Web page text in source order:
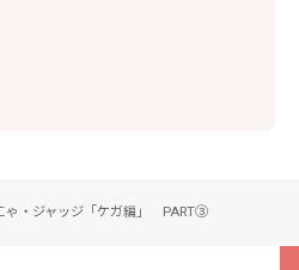
ゃ・ジャッジ「ケガ編」 PART③